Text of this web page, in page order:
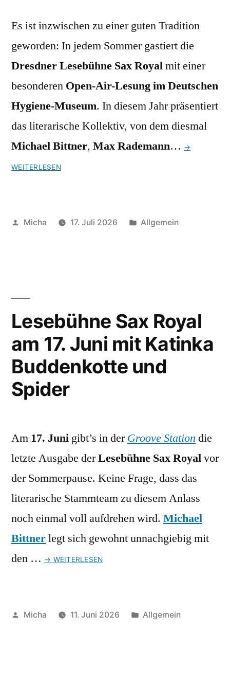
Es ist inzwischen zu einer guten Tradition
geworden: In jedem Sommer gastiert die
Dresdner Lesebühne Sax Royalmit einer
besonderen Open-Air-Lesung im Deutschen
Hygiene-Museum. In diesem Jahr präsentiert
das literarische Kollektiv, von dem diesmal
Michael Bittner, Max Rademann… →
WEITERLESEN
Veröffentlicht
Micha 17. Juli 2026
Veröffentlicht
Allgemein
Lesebühne Sax Royal
am 17. Juni mit Katinka
Buddenkotte und
Spider
Am 17. Juni gibt’s in derGroove Station die
letzte Ausgabe derLesebühne Sax Royalvor
der Sommerpause. Keine Frage, dass das
literarische Stammteam zu diesem Anlass
noch einmal voll aufdrehen wird. Michael
Bittnerlegt sich gewohnt unnachgiebig mit
den … → WEITERLESEN
Veröffentlicht
Micha 11. Juni 2026
Veröffentlicht
Allgemein